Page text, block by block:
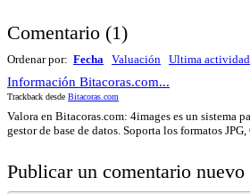
Comentario (1)
Ordenar por: Fecha Valuación Ultima actividad
Información Bitacoras.com...
Trackback desde Bitacoras.com
Valora en Bitacoras.com: 4images es un sistema
gestor de base de datos. Soporta los formatos
Publicar un comentario nuevo